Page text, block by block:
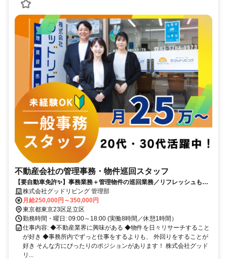
不動産会社の管理事務・物件巡回スタッフ
【要自動車免許✨】事務業務＋管理物件の巡回業務／リフレッシュもし
たい人にぴったり◎
株式会社グッドリビング 管理部
月給250,000円～350,000円
東京都東京23区足立区
勤務時間・曜日: 09:00～18:00 (実働8時間／休憩1時間）
仕事内容: ◆不動産業界に興味がある ◆物件を日々リサーチすること
が好き ◆事務所内でずっと仕事をするよりも、 外回りをすることが
好き そんな方にぴったりのポジションがあります！ 株式会社グッド
リ...